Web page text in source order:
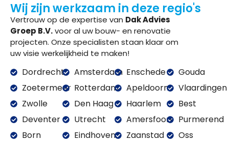
Wij zijn werkzaam in deze regio's
Vertrouw op de expertise van Dak Advies
Groep B.V.voor al uw bouw- en renovatie
projecten. Onze specialisten staan klaar om
uw visie werkelijkheid te maken!
Dordrecht
Zoetermeer
Zwolle
Deventer
Born
Amsterdam
Rotterdam
Den Haag
Utrecht
Eindhoven
Enschede
Apeldoorn
Haarlem
Amersfoort
Zaanstad
Gouda
Vlaardingen
Best
Purmerend
Oss